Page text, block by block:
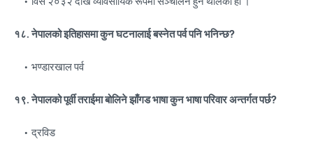
१८. नेपालको इतिहासमा कुन घटनालाई बस्नेत पर्व पनि भनिन्छ?
भण्डारखाल पर्व
१९. नेपालको पूर्वी तराईमा बोलिने झाँगड भाषा कुन भाषा परिवार अन्तर्गत पर्छ?
द्रविड